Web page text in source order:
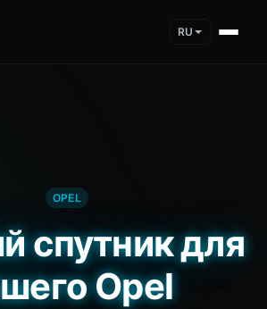
RU
OPEL
спутник для
Opel